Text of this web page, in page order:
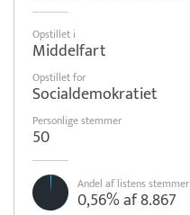
Opstillet i
Middelfart
Opstillet for
Socialdemokratiet
Personlige stemmer
50
Andel af listens stemmer
0,56% af 8.867